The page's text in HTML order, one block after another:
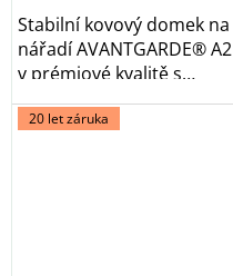
Stabilní kovový domek na
nářadí AVANTGARDE® A2
v prémiové kvalitě s
pultovou...
20 let záruka